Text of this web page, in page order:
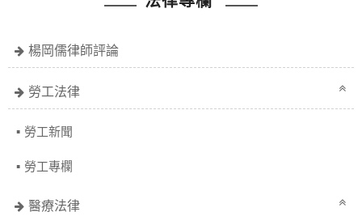
楊岡儒律師評論
勞工法律
勞工新聞
勞工專欄
醫療法律